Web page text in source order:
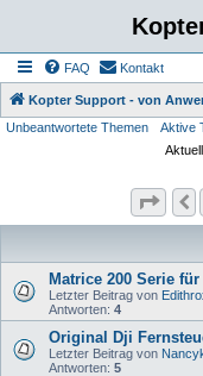
FAQ Kontakt
Kopter Support - von
Unbeantwortete Themen
Aktive
Seite
Matrice 200 Serie
Letzter Beitrag von
Antworten: 4
Original Dji
Letzter Beitrag von
Antworten: 5